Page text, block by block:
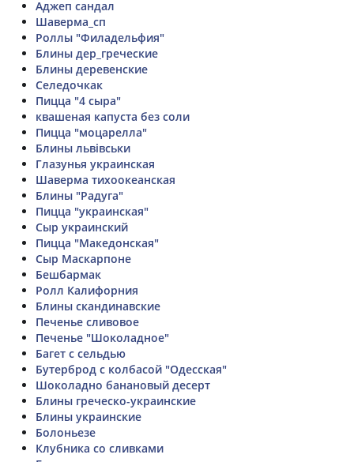
Аджеп сандал
Шаверма_сп
Роллы "Филадельфия"
Блины дер_греческие
Блины деревенские
Селедочкак
Пицца "4 сыра"
квашеная капуста без соли
Пицца "моцарелла"
Блины львівськи
Глазунья украинская
Шаверма тихоокеанская
Блины "Радуга"
Пицца "украинская"
Сыр украинский
Пицца "Македонская"
Сыр Маскарпоне
Бешбармак
Ролл Калифорния
Блины скандинавские
Печенье сливовое
Печенье "Шоколадное"
Багет с сельдью
Бутерброд с колбасой "Одесская"
Шоколадно банановый десерт
Блины греческо-украинские
Блины украинские
Болоньезе
Клубника со сливками